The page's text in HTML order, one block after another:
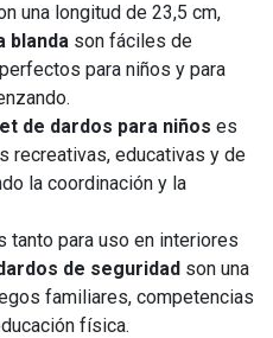
una longitud de 23,5 cm,
blanda son fáciles de
para niños y para
de dardos para niños es
recreativas, educativas y de
la coordinación y la
tanto para uso en interiores
de seguridad son una
familiares, competencias
física.